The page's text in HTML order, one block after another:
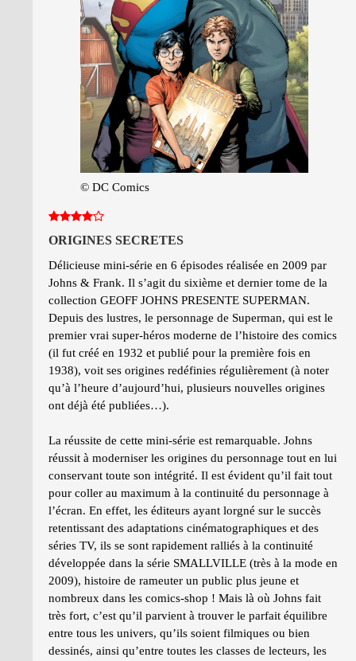
© DC Comics
ORIGINES SECRETES
Délicieuse mini-série en 6 épisodes réalisée en 2009 par
Johns & Frank. Il s’agit du sixième et dernier tome de la
collection GEOFF JOHNS PRESENTE SUPERMAN.
Depuis des lustres, le personnage de Superman, qui est le
premier vrai super-héros moderne de l’histoire des comics
(il fut créé en 1932 et publié pour la première fois en
1938), voit ses origines redéfinies régulièrement (à noter
qu’à l’heure d’aujourd’hui, plusieurs nouvelles origines
ont déjà été publiées…).
La réussite de cette mini-série est remarquable. Johns
réussit à moderniser les origines du personnage tout en lui
conservant toute son intégrité. Il est évident qu’il fait tout
pour coller au maximum à la continuité du personnage à
l’écran. En effet, les éditeurs ayant lorgné sur le succès
retentissant des adaptations cinématographiques et des
séries TV, ils se sont rapidement ralliés à la continuité
développée dans la série SMALLVILLE (très à la mode en
2009), histoire de rameuter un public plus jeune et
nombreux dans les comics-shop ! Mais là où Johns fait
très fort, c’est qu’il parvient à trouver le parfait équilibre
entre tous les univers, qu’ils soient filmiques ou bien
dessinés, ainsi qu’entre toutes les classes de lecteurs, les